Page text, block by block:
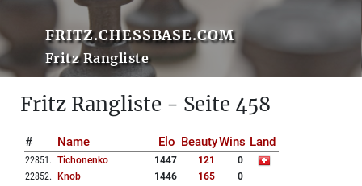
FRITZ.CHESSBASE.COM
Fritz Rangliste
Fritz Rangliste - Seite 458
# Name Elo BeautyWins Land
22851 . Tichonenko 1447 121
0
22852. Knob 1446 165
0